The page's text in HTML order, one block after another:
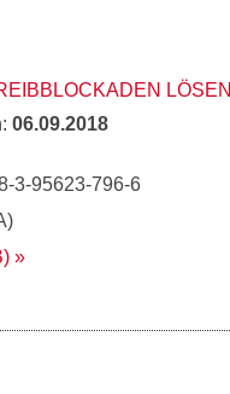
LÖSEN
06.09.2018
3-95623-796-6